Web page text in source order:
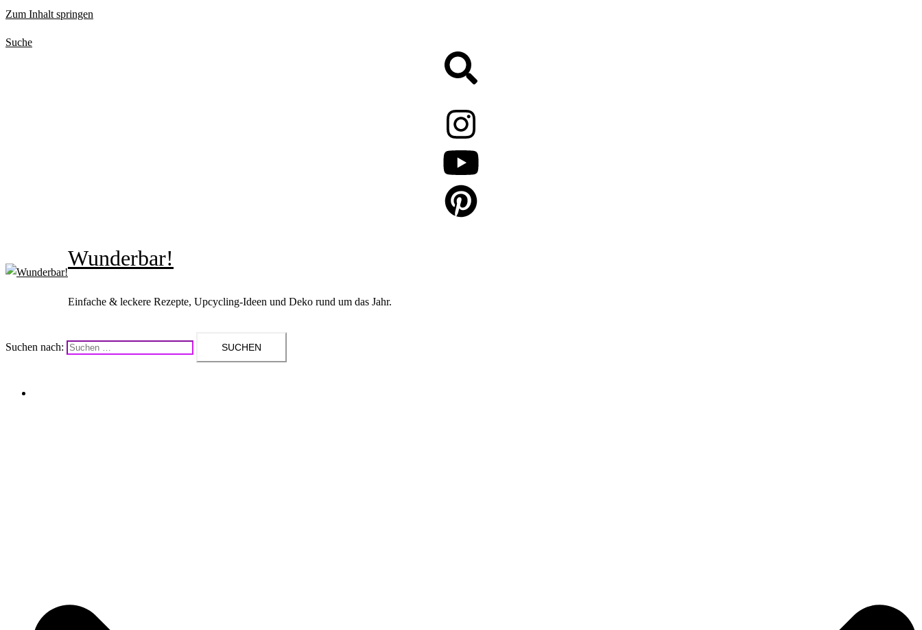
Zum Inhalt springen
Suche
Wunderbar!
Einfache & leckere Rezepte, Upcycling-Ideen und Deko rund um das Jahr.
Suchen nach: